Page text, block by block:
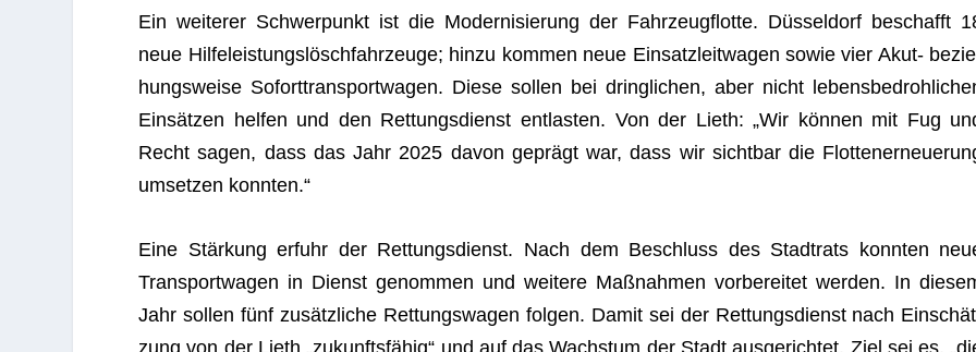
Ein wei­te­rer Schwer­punkt ist die Moder­ni­sie­rung der Fahr­zeug­flotte. Düs­sel­dorf beschafft
neue Hil­fe­leis­tungs­lösch­fahr­zeuge; hinzu kom­men neue Ein­satz­leit­wa­gen sowie vier Akut-
hungs­weise Sofort­trans­port­wa­gen. Diese sol­len bei dring­li­chen, aber nicht
Ein­sät­zen hel­fen und den Ret­tungs­dienst ent­las­ten. Von der Lieth: „Wir kön­nen mit Fug
Recht sagen, dass das Jahr 2025 davon geprägt war, dass wir sicht­bar die
umset­zen konnten.“
Eine Stär­kung erfuhr der Ret­tungs­dienst. Nach dem Beschluss des Stadt­rats konn­ten
Trans­port­wa­gen in Dienst genom­men und wei­tere Maß­nah­men vor­be­rei­tet wer­den. In
Jahr sol­len fünf zusätz­li­che Ret­tungs­wa­gen fol­gen. Damit sei der Ret­tungs­dienst nach
zung von der Lieth „zukunfts­fä­hig“ und auf das Wachs­tum der Stadt aus­ge­rich­tet. Ziel sei es,